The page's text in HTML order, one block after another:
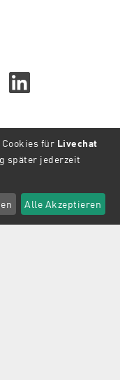
8
für Livechat
später jederzeit
Alle Akzeptieren